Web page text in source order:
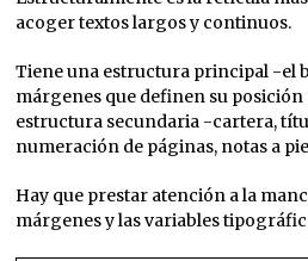
acoger textos largos y continuos.
Tiene una estructura principal -el
márgenes que definen su
estructura secundaria -cartera,
numeración de páginas, notas a
Hay que prestar atención a la
márgenes y las variables